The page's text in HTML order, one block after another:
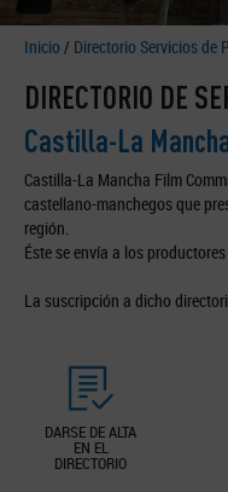
Inicio / Directorio Servicios de
DIRECTORIO DE
Castilla-La
Castilla-La Mancha Film
castellano-manchegos que
región.
Éste se envía a los
La suscripción a dicho
DARSE DE ALTA
EN EL
DIRECTORIO